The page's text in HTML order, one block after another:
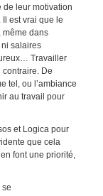
de leur motivation
est vrai que le
même dans
salaires
Travailler
contraire. De
tel, ou l’ambiance
au travail pour
et Logica pour
que cela
font une priorité,
se